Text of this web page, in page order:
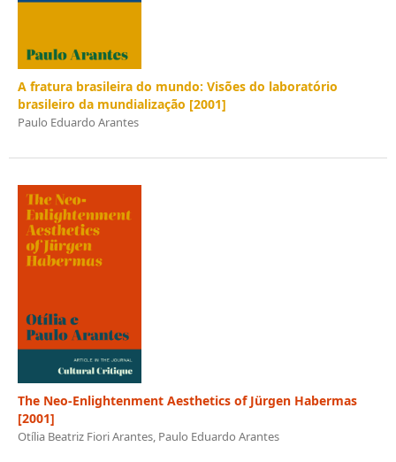
A fratura brasileira do mundo: Visões do laboratório
brasileiro da mundialização [2001]
Paulo Eduardo Arantes
The Neo-Enlightenment Aesthetics of Jürgen Habermas
[2001]
Otília Beatriz Fiori Arantes, Paulo Eduardo Arantes